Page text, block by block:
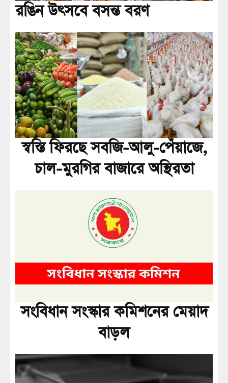
রঙিন উৎসবে বসন্ত বরণ
স্বস্তি ফিরছে সবজি-আলু-পেঁয়াজে,
চাল-মুরগির বাজারে অস্থিরতা
সংবিধান সংস্কার কমিশনের মেয়াদ
বাড়ল